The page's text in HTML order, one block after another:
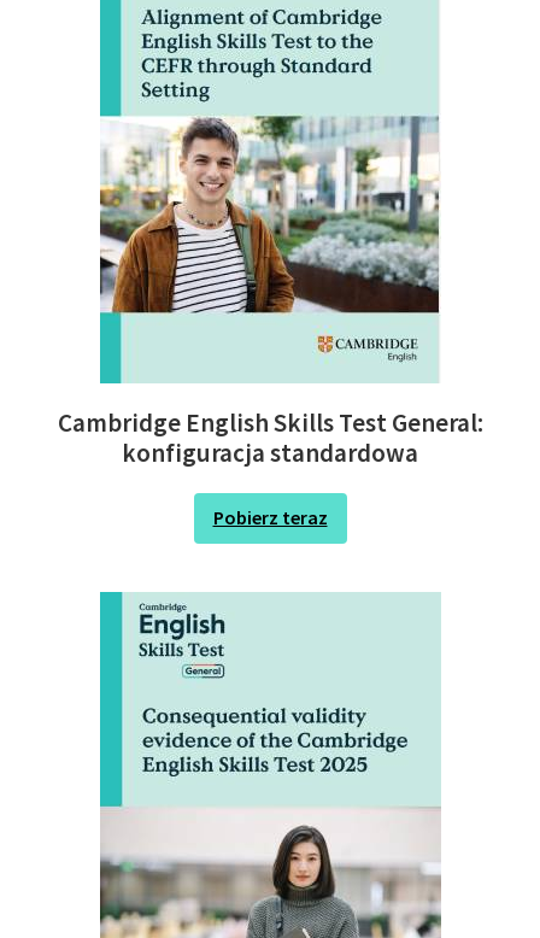
Cambridge English Skills Test General:
konfiguracja standardowa
Pobierz teraz